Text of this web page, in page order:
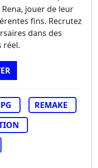
jouer de leur
fins. Recrutez
dans des
réel.
REMAKE